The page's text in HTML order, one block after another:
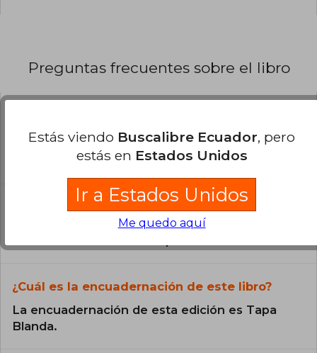
Preguntas frecuentes sobre el libro
Todos los libros de nuestro
catálogo son Originales.
¿En qué Idioma está escrito el
¿Cuál es la encuadernación de este libro?
La encuadernación de esta edición es Tapa
Blanda.
Estás viendo Buscalibre Ecuador, pero
estás en Estados Unidos
Ir a Estados Unidos
Me quedo aquí